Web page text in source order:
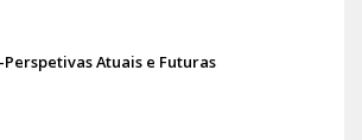
Atuais e Futuras